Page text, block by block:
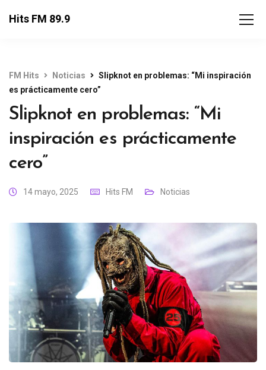
Hits FM 89.9
FM Hits Noticias
Slipknot en problemas: “Mi inspiración
es prácticamente cero”
Slipknot en problemas: “Mi
inspiración es prácticamente
cero”
14 mayo, 2025 Hits FM Noticias